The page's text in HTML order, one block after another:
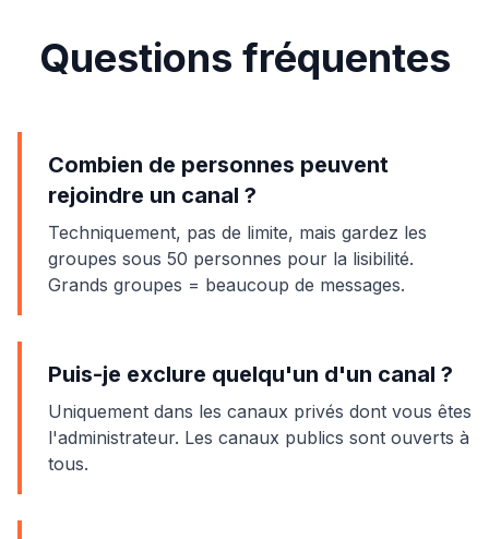
Questions fréquentes
Combien de personnes peuvent
rejoindre un canal ?
Techniquement, pas de limite, mais gardez les
groupes sous 50 personnes pour la lisibilité.
Grands groupes = beaucoup de messages.
Puis-je exclure quelqu'un d'un canal ?
Uniquement dans les canaux privés dont vous êtes
l'administrateur. Les canaux publics sont ouverts à
tous.